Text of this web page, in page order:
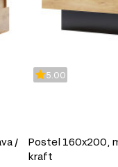
/
5.00
Postel 160x200,
kraft